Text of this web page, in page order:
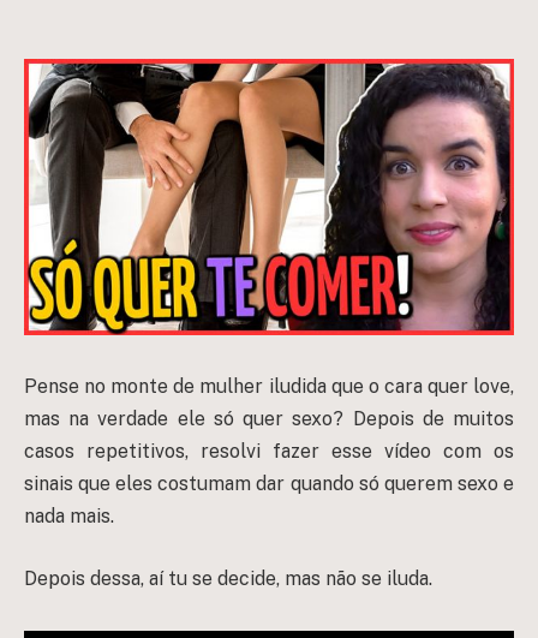
Pense no monte de mulher iludida que o cara quer love,
mas na verdade ele só quer sexo? Depois de muitos
casos repetitivos, resolvi fazer esse vídeo com os
sinais que eles costumam dar quando só querem sexo e
nada mais.
Depois dessa, aí tu se decide, mas não se iluda.